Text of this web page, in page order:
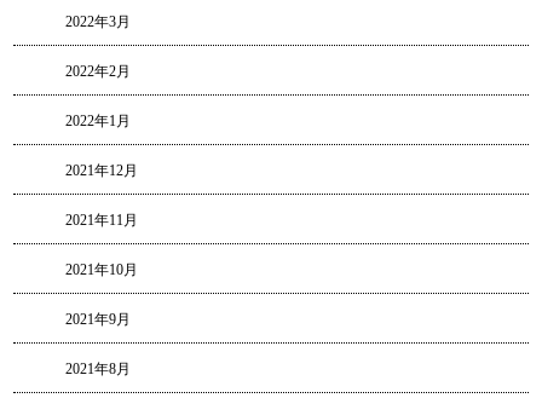
2022年3月
2022年2月
2022年1月
2021年12月
2021年11月
2021年10月
2021年9月
2021年8月